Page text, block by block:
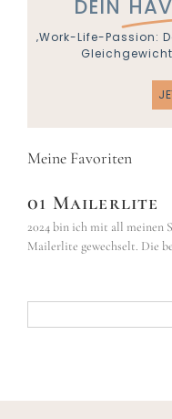
DEIN
‚Work-Life-Passion:
Meine Favoriten
01 Mailerlite
2024 bin ich mit all meinen
Mailerlite gewechselt. Die
nach: